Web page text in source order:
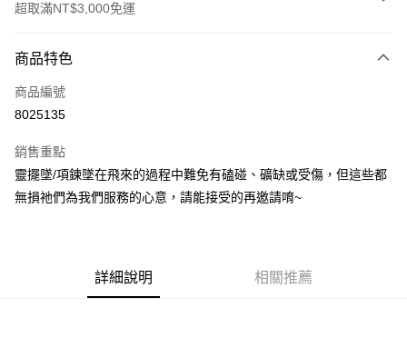
超取滿NT$3,000免運
信用卡一次付款
超商取貨付款
Apple Pay
街口支付
商品特色
商品編號
8025135
銷售重點
靈擺墜/項鍊墜在飛來的過程中難免有磕碰、礦缺或受傷，但這些都
無損祂們為我們服務的心意，請能接受的再邀請唷~
詳細說明 相關推薦